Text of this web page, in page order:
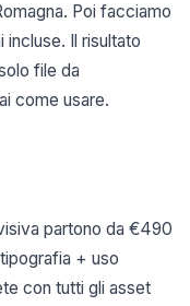
Poi facciamo
Il risultato
file da
come usare.
partono da €490
+ uso
con tutti gli asset